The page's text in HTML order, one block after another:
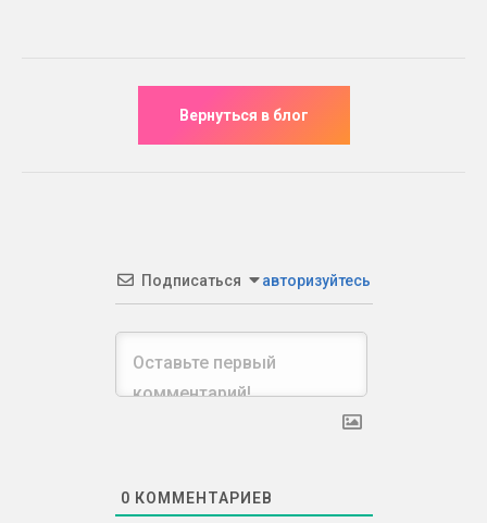
Подписаться авторизуйтесь
0 КОММЕНТАРИЕВ